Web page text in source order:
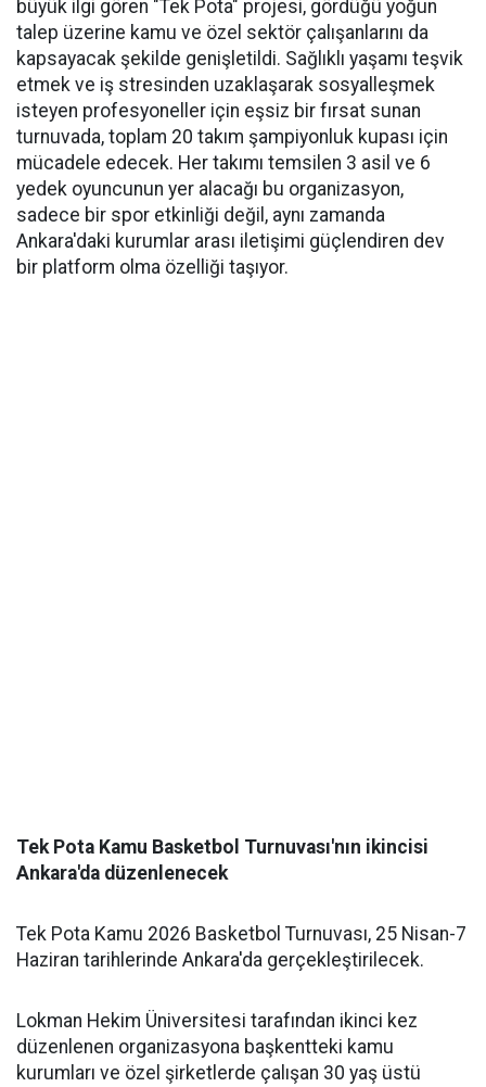
büyük ilgi gören "Tek Pota" projesi, gördüğü yoğun
talep üzerine kamu ve özel sektör çalışanlarını da
kapsayacak şekilde genişletildi. Sağlıklı yaşamı teşvik
etmek ve iş stresinden uzaklaşarak sosyalleşmek
isteyen profesyoneller için eşsiz bir fırsat sunan
turnuvada, toplam 20 takım şampiyonluk kupası için
mücadele edecek. Her takımı temsilen 3 asil ve 6
yedek oyuncunun yer alacağı bu organizasyon,
sadece bir spor etkinliği değil, aynı zamanda
Ankara'daki kurumlar arası iletişimi güçlendiren dev
bir platform olma özelliği taşıyor.
Tek Pota Kamu Basketbol Turnuvası'nın ikincisi
Ankara'da düzenlenecek
Tek Pota Kamu 2026 Basketbol Turnuvası, 25 Nisan-7
Haziran tarihlerinde Ankara'da gerçekleştirilecek.
Lokman Hekim Üniversitesi tarafından ikinci kez
düzenlenen organizasyona başkentteki kamu
kurumları ve özel şirketlerde çalışan 30 yaş üstü